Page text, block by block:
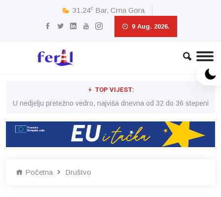
31.24c Bar, Crna Gora
9 Aug. 2026.
TOP VIJEST:
U nedjelju pretežno vedro, najviša dnevna od 32 do 36 stepeni
Početna Društvo